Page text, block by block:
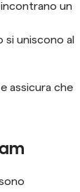
un
uniscono al
assicura che